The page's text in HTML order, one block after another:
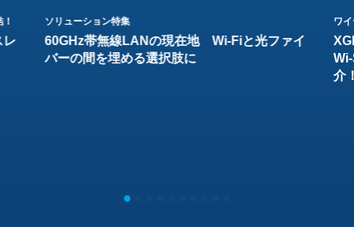
レ
ソリューション特集
60GHz帯無線LANの現在地 Wi-Fiと光ファイ
バーの間を埋める選択肢に
ワ
介